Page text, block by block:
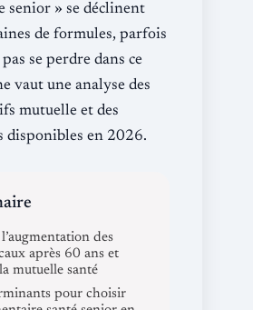
senior » se déclinent
de formules, parfois
se perdre dans ce
vaut une analyse des
mutuelle et des
disponibles en 2026.
des
après 60 ans et
mutuelle santé
pour choisir